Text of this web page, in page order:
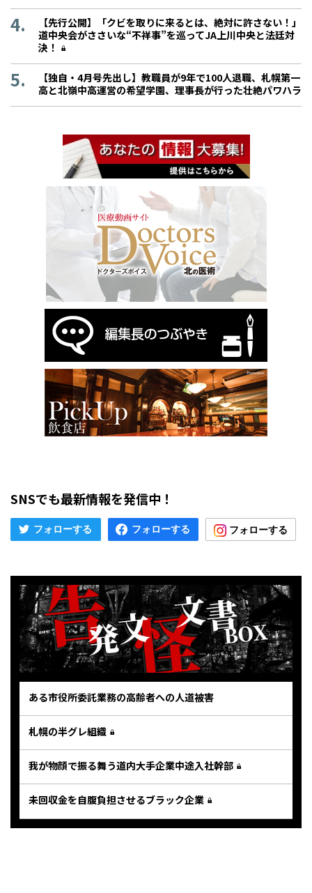
【先行公開】「クビを取りに来るとは、絶対に許さない！」
道中央会がささいな“不祥事”を巡ってJA上川中央と法廷対
決！
【独自・4月号先出し】教職員が9年で100人退職、札幌第一
高と北嶺中高運営の希望学園、理事長が行った壮絶パワハラ
SNSでも最新情報を発信中！
ある市役所委託業務の高齢者への人道被害
札幌の半グレ組織
我が物顔で振る舞う道内大手企業中途入社幹部
未回収金を自腹負担させるブラック企業